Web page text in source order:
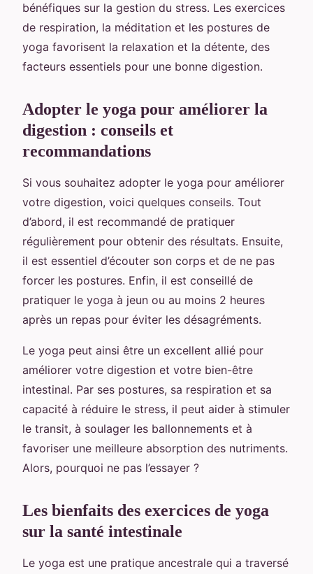
bénéfiques sur la gestion du stress. Les exercices
de respiration, la méditation et les postures de
yoga favorisent la relaxation et la détente, des
facteurs essentiels pour une bonne digestion.
Adopter le yoga pour améliorer la
digestion : conseils et
recommandations
Si vous souhaitez adopter le yoga pour améliorer
votre digestion, voici quelques conseils. Tout
d’abord, il est recommandé de pratiquer
régulièrement pour obtenir des résultats. Ensuite,
il est essentiel d’écouter son corps et de ne pas
forcer les postures. Enfin, il est conseillé de
pratiquer le yoga à jeun ou au moins 2 heures
après un repas pour éviter les désagréments.
Le yoga peut ainsi être un excellent allié pour
améliorer votre digestion et votre bien-être
intestinal. Par ses postures, sa respiration et sa
capacité à réduire le stress, il peut aider à stimuler
le transit, à soulager les ballonnements et à
favoriser une meilleure absorption des nutriments.
Alors, pourquoi ne pas l’essayer ?
Les bienfaits des exercices de yoga
sur la santé intestinale
Le yoga est une pratique ancestrale qui a traversé